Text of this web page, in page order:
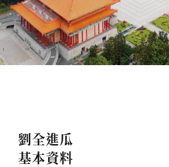
劉全進瓜
基本資料